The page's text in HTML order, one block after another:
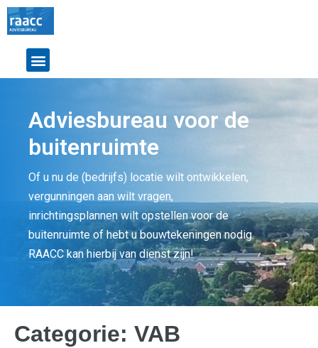
Adviesbureau voor de
buitenruimte
Of u nu de (bedrijfs) locatie wilt ontwikkelen,
vergunningen aan wilt vragen,
inrichtingsplannen wilt opstellen voor de
buitenruimte of hebt u bouwtekeningen nodig.
RAACC kan hierbij van dienst zijn!
Categorie: VAB